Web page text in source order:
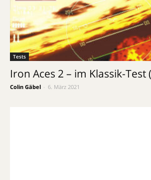
Tests
Iron Aces 2 – im Klassik-Test
Colin Gäbel 6. März 2021